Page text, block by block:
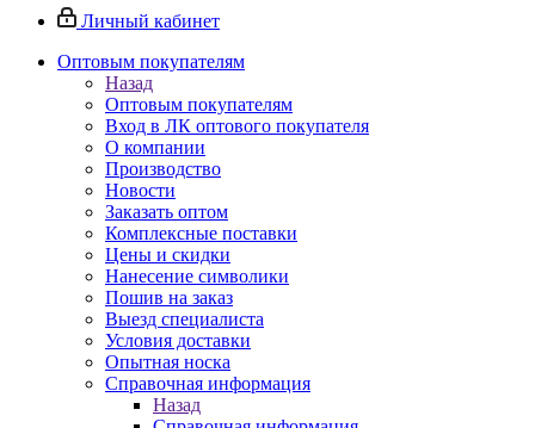
Личный кабинет
Оптовым покупателям
Назад
Оптовым покупателям
Вход в ЛК оптового покупателя
О компании
Производство
Новости
Заказать оптом
Комплексные поставки
Цены и скидки
Нанесение символики
Пошив на заказ
Выезд специалиста
Условия доставки
Опытная носка
Справочная информация
Назад